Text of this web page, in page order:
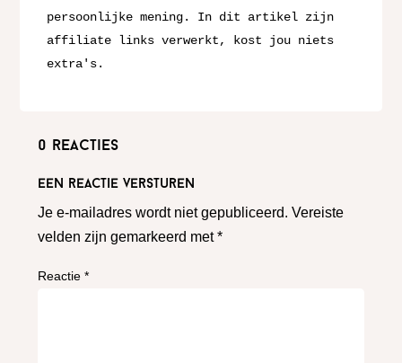
persoonlijke mening. In dit artikel zijn
affiliate links verwerkt, kost jou niets
extra's.
0 reacties
Een reactie versturen
Je e-mailadres wordt niet gepubliceerd. Vereiste
velden zijn gemarkeerd met*
Reactie*